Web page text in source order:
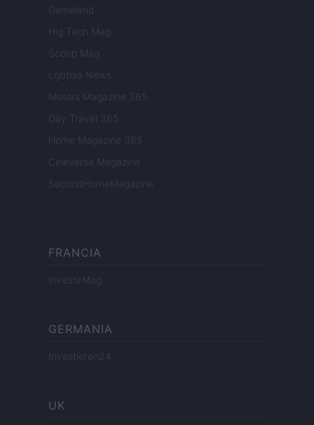
Gameland
Hig Tech Mag
Scoop Mag
Lgbtqia News
Motors Magazine 365
Day Travel 365
Home Magazine 365
Cineverse Magazine
SecondHomeMagazine
FRANCIA
InvestirMag
GERMANIA
Investieren24
UK